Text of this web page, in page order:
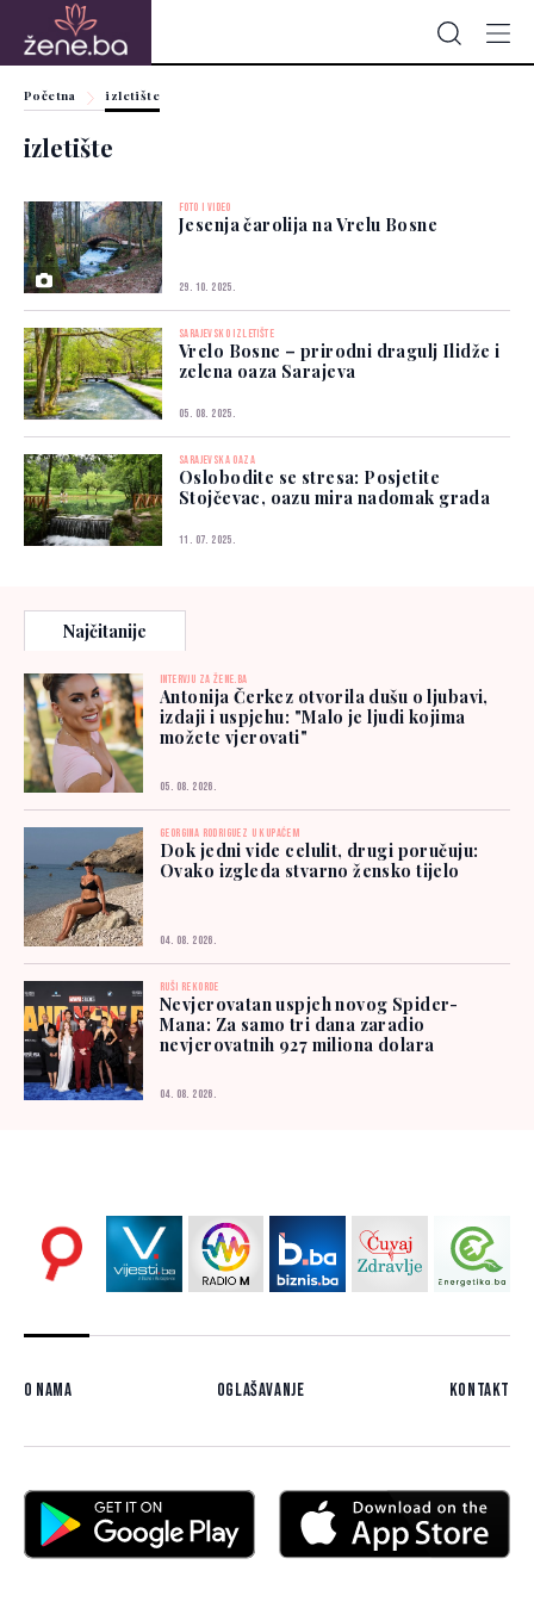
Početna izletište
izletište
FOTO I VIDEO
Jesenja čarolija na Vrelu Bosne
29. 10. 2025.
SARAJEVSKO IZLETIŠTE
Vrelo Bosne – prirodni dragulj Ilidže i
zelena oaza Sarajeva
05. 08. 2025.
SARAJEVSKA OAZA
Oslobodite se stresa: Posjetite
Stojčevac, oazu mira nadomak grada
11. 07. 2025.
Najčitanije
INTERVJU ZA ŽENE.BA
Antonija Čerkez otvorila dušu o ljubavi,
izdaji i uspjehu: "Malo je ljudi kojima
možete vjerovati"
05. 08. 2026.
GEORGINA RODRIGUEZ U KUPAĆEM
Dok jedni vide celulit, drugi poručuju:
Ovako izgleda stvarno žensko tijelo
04. 08. 2026.
RUŠI REKORDE
Nevjerovatan uspjeh novog Spider-
Mana: Za samo tri dana zaradio
nevjerovatnih 927 miliona dolara
04. 08. 2026.
O nama Oglašavanje Kontakt